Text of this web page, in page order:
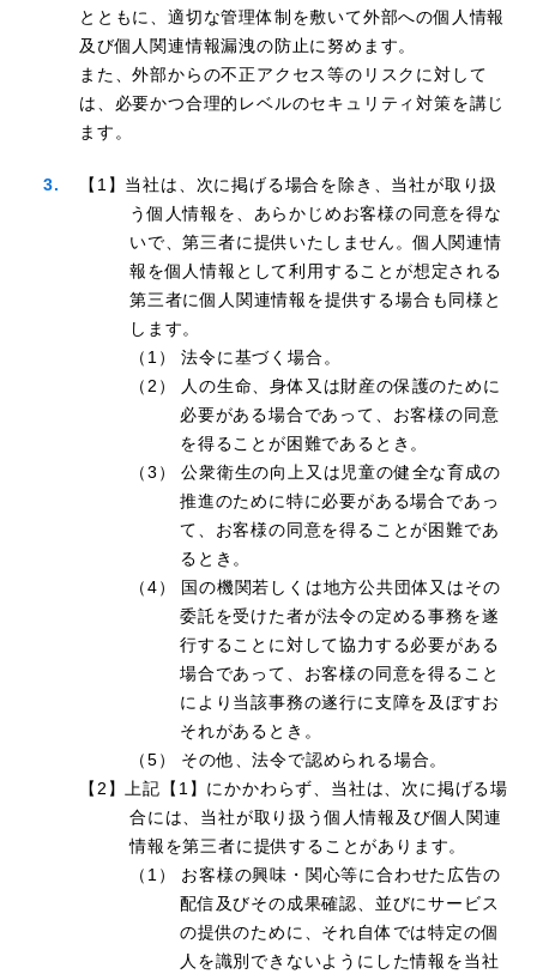
とともに、適切な管理体制を敷いて外部への個人情報
及び個人関連情報漏洩の防止に努めます。
また、外部からの不正アクセス等のリスクに対して
は、必要かつ合理的レベルのセキュリティ対策を講じ
ます。
【1】当社は、次に掲げる場合を除き、当社が取り扱
う個人情報を、あらかじめお客様の同意を得な
いで、第三者に提供いたしません。個人関連情
報を個人情報として利用することが想定される
第三者に個人関連情報を提供する場合も同様と
します。
（1） 法令に基づく場合。
（2） 人の生命、身体又は財産の保護のために
必要がある場合であって、お客様の同意
を得ることが困難であるとき。
（3） 公衆衛生の向上又は児童の健全な育成の
推進のために特に必要がある場合であっ
て、お客様の同意を得ることが困難であ
るとき。
（4） 国の機関若しくは地方公共団体又はその
委託を受けた者が法令の定める事務を遂
行することに対して協力する必要がある
場合であって、お客様の同意を得ること
により当該事務の遂行に支障を及ぼすお
それがあるとき。
（5） その他、法令で認められる場合。
【2】上記【1】にかかわらず、当社は、次に掲げる場
合には、当社が取り扱う個人情報及び個人関連
情報を第三者に提供することがあります。
（1） お客様の興味・関心等に合わせた広告の
配信及びその成果確認、並びにサービス
の提供のために、それ自体では特定の個
人を識別できないようにした情報を当社